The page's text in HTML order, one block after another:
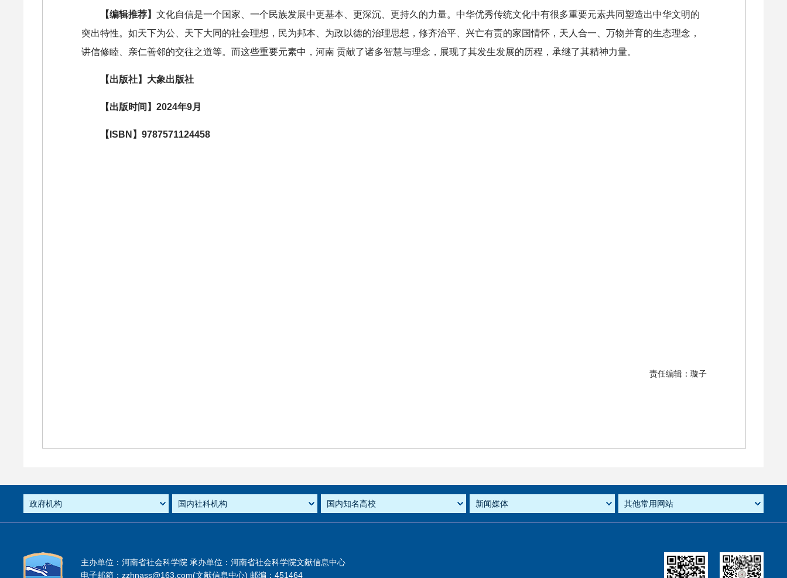
【编辑推荐】文化自信是一个国家、一个民族发展中更基本、更深沉、更持久的力量。中华优秀传统文化中有很多重要元素共同塑造出中华文明的
突出特性。如天下为公、天下大同的社会理想，民为邦本、为政以德的治理思想，修齐治平、兴亡有责的家国情怀，天人合一、万物并育的生态理念，
讲信修睦、亲仁善邻的交往之道等。而这些重要元素中，河南 贡献了诸多智慧与理念，展现了其发生发展的历程，承继了其精神力量。
【出版社】大象出版社
【出版时间】2024年9月
【ISBN】9787571124458
责任编辑：璇子
主办单位：河南省社会科学院 承办单位：河南省社会科学院文献信息中心
电子邮箱：zzhnass@163.com(文献信息中心) 邮编：451464